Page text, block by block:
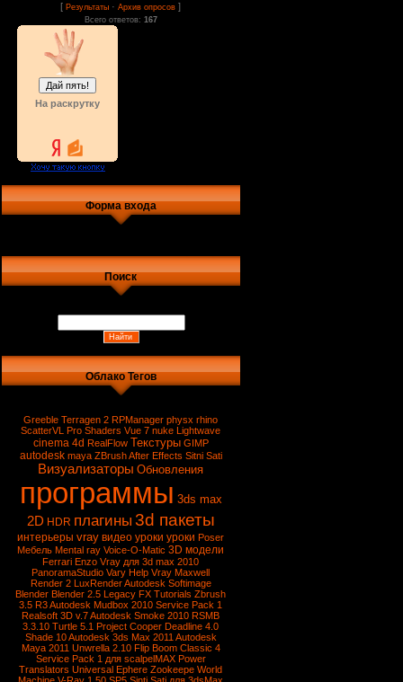
[Результаты ·Архив опросов ]
Всего ответов: 167
На раскрутку
Форма входа
Поиск
Облако Тегов
Greeble Terragen 2 RPManager physx rhino
ScatterVL Pro Shaders Vue 7 nuke Lightwave
cinema 4d RealFlow Текстуры GIMP
autodesk maya ZBrushAfter Effects Sitni Sati
Визуализаторы Обновления
программы 3ds max
2D HDR плагины 3d пакеты
интерьеры vray видео уроки уроки Poser
Мебель Mental ray Voice-O-Matic 3D модели
Ferrari Enzo Vray для 3d max 2010
PanoramaStudio Vary Help Vray Maxwell
Render 2 LuxRenderAutodesk Softimage
Blender Blender 2.5 Legacy FX Tutorials Zbrush
3.5 R3 Autodesk Mudbox 2010 Service Pack 1
Realsoft 3D v.7 Autodesk Smoke 2010 RSMB
3.3.10 Turtle 5.1 Project Cooper Deadline 4.0
Shade 10Autodesk 3ds Max 2011 Autodesk
Maya 2011 Unwrella 2.10 Flip Boom Classic 4
Service Pack 1 для scalpelMAX Power
Translators Universal Ephere Zookeepe World